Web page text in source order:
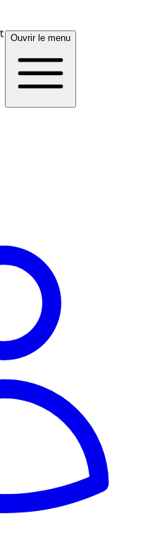
Ouvrir le menu